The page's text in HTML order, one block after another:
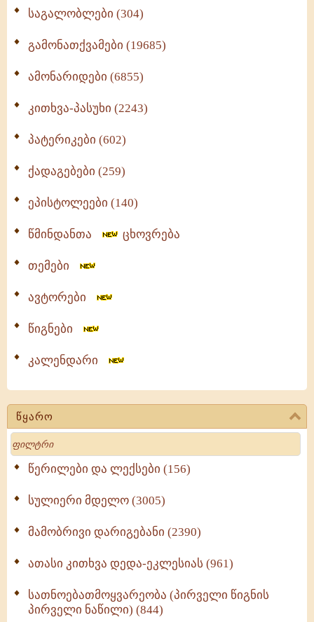
საგალობლები (304)
გამონათქვამები (19685)
ამონარიდები (6855)
კითხვა-პასუხი (2243)
პატერიკები (602)
ქადაგებები (259)
ეპისტოლეები (140)
წმინდანთა ცხოვრება
თემები
ავტორები
წიგნები
კალენდარი
წყარო
Search
წერილები და ლექსები (156)
სულიერი მდელო (3005)
მამობრივი დარიგებანი (2390)
ათასი კითხვა დედა-ეკლესიას (961)
სათნოებათმოყვარეობა (პირველი წიგნის
პირველი ნაწილი) (844)